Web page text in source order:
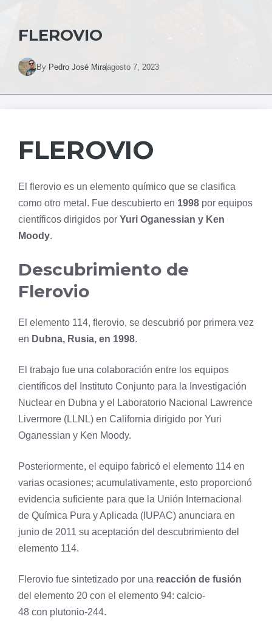
FLEROVIO
By Pedro José Miraagosto 7, 2023
FLEROVIO
El flerovio es un elemento químico que se clasifica
como otro metal. Fue descubierto en 1998 por equipos
científicos dirigidos por Yuri Oganessian y Ken
Moody.
Descubrimiento de
Flerovio
El elemento 114, flerovio, se descubrió por primera vez
en Dubna, Rusia, en 1998.
El trabajo fue una colaboración entre los equipos
científicos del Instituto Conjunto para la Investigación
Nuclear en Dubna y el Laboratorio Nacional Lawrence
Livermore (LLNL) en California dirigido por Yuri
Oganessian y Ken Moody.
Posteriormente, el equipo fabricó el elemento 114 en
varias ocasiones; acumulativamente, esto proporcionó
evidencia suficiente para que la Unión Internacional
de Química Pura y Aplicada (IUPAC) anunciara en
junio de 2011 su aceptación del descubrimiento del
elemento 114.
Flerovio fue sintetizado por una reacción de fusión
del elemento 20 con el elemento 94: calcio-
48 con plutonio-244.